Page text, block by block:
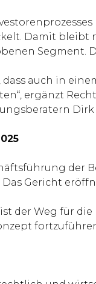
Damit bleibt
Segment.
dass auch in
ergänzt
der
Gericht
der Weg für